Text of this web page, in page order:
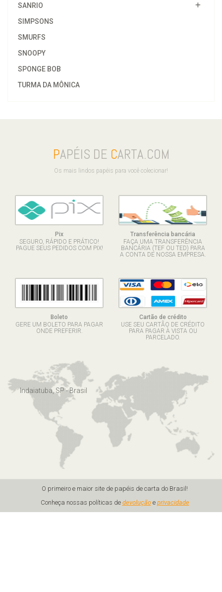
SANRIO
SIMPSONS
SMURFS
SNOOPY
SPONGE BOB
TURMA DA MÔNICA
PAPÉIS DE CARTA.COM
Os mais lindos papéis para você colecionar!
Pix
SEGURO, RÁPIDO E PRÁTICO!
PAGUE SEUS PEDIDOS COM PIX!
Transferência bancária
FAÇA UMA TRANSFERÊNCIA
BANCÁRIA (TEF OU TED) PARA
A CONTA DE NOSSA EMPRESA.
Boleto
GERE UM BOLETO PARA PAGAR
ONDE PREFERIR.
Cartão de crédito
USE SEU CARTÃO DE CRÉDITO
PARA PAGAR À VISTA OU
PARCELADO.
Indaiatuba, SP - Brasil
O primeiro e maior site de papéis de carta do Brasil!
Conheça nossas políticas de devoluçãoe privacidade